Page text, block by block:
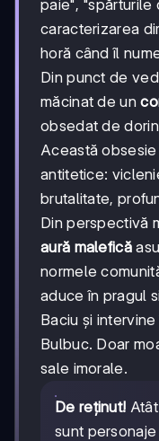
paie", "spărturile
caracterizarea
horă când îl
Din punct de
măcinat de un
obsedat de
Această
antitetice:
brutalitate,
Din perspectivă
aură malefică
normele
aduce în pragul
Baciu și
Bulbuc. Doar
sale imorale.
De reținut!
sunt